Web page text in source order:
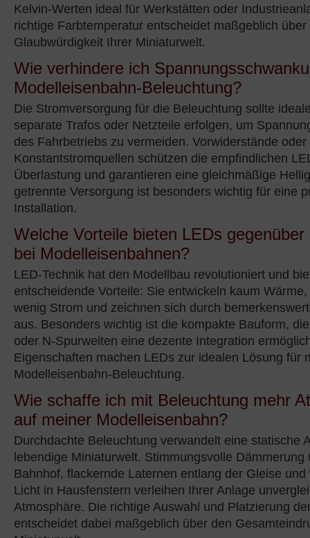
Kelvin-Werten ideal für Werkstätten oder
richtige Farbtemperatur entscheidet maßgeblich über
Glaubwürdigkeit Ihrer Miniaturwelt.
Wie verhindere ich
Modelleisenbahn-Beleuchtung?
Die Stromversorgung für die Beleuchtung sollte
separate Trafos oder Netzteile erfolgen, um
des Fahrbetriebs zu vermeiden. Vorwiderstände oder
Konstantstromquellen schützen die empfindlichen
Überlastung und garantieren eine gleichmäßige
getrennte Versorgung ist besonders wichtig für eine
Installation.
Welche Vorteile bieten LEDs gegenüber
bei Modelleisenbahnen?
LED-Technik hat den Modellbau revolutioniert und
entscheidende Vorteile: Sie entwickeln kaum
wenig Strom und zeichnen sich durch
aus. Besonders wichtig ist die kompakte Bauform,
oder N-Spurweiten eine dezente Integration
Eigenschaften machen LEDs zur idealen Lösung für
Modelleisenbahn-Beleuchtung.
Wie schaffe ich mit Beleuchtung mehr
auf meiner Modelleisenbahn?
Durchdachte Beleuchtung verwandelt eine statische
lebendige Miniaturwelt. Stimmungsvolle Dämmerung
Bahnhof, flackernde Laternen entlang der Gleise
Licht in Hausfenstern verleihen Ihrer Anlage
Atmosphäre. Die richtige Auswahl und Platzierung
entscheidet dabei maßgeblich über den